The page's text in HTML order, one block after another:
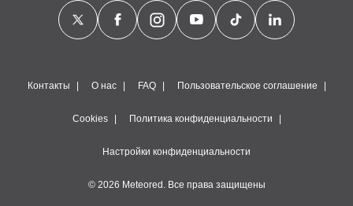
Контакты О нас FAQ Пользовательское соглашение
Cookies Политика конфиденциальности
Настройки конфиденциальности
© 2026 Meteored. Все права защищены